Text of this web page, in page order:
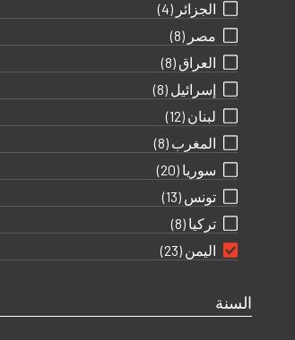
الجزائر (4)
مصر (8)
العراق (8)
إسرائيل (8)
لبنان (12)
المغرب (8)
سوريا (20)
تونس (13)
تركيا (8)
اليمن (23)
السنة